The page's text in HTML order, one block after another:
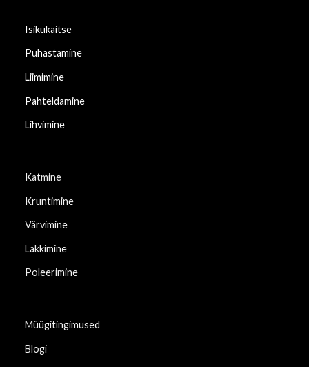
Isikukaitse
Puhastamine
Liimimine
Pahteldamine
Lihvimine
Katmine
Kruntimine
Värvimine
Lakkimine
Poleerimine
Müügitingimused
Blogi